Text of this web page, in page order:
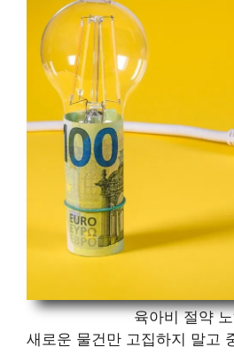
육아비 절약
새로운 물건만 고집하지 말고